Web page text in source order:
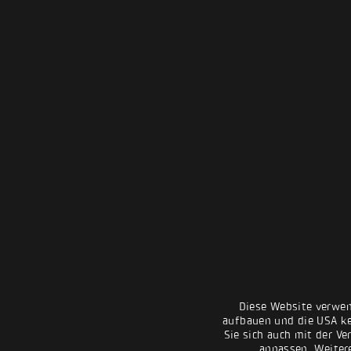
Diese Website
aufbauen und die USA
Sie sich auch mit der